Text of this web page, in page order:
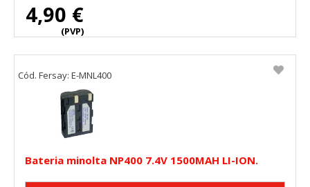
4,90 €
(PVP)
Bateria minolta NP400 7.4V 1500MAH LI-ION.
Cód. Fersay: E-MNL400CONFIGURACIÓN DE COOKIES
HABILITAR TODO
Cookies necesarias
Estas cookies son necesarias para que el sitio web